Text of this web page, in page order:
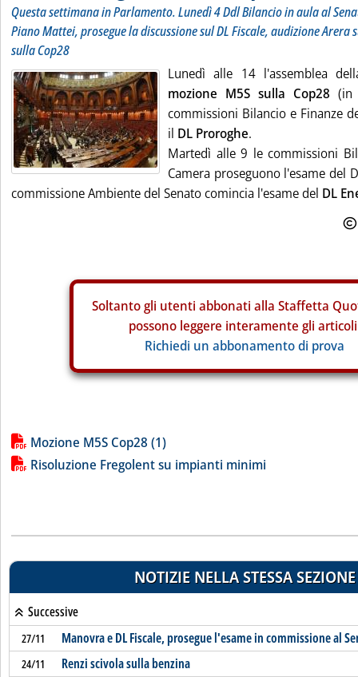
Questa settimana in Parlamento. Lunedì 4 Ddl Bilancio in aula al
Piano Mattei, prosegue la discussione sul DL Fiscale, audizione
sulla Cop28
Lunedì alle 14 l'assemblea
mozione M5S sulla Cop28 (in
commissioni Bilancio e Finanze
il DL Proroghe.
Martedì alle 9 le commissioni
Camera proseguono l'esame del
commissione Ambiente del Senato comincia l'esame del DL
Soltanto gli utenti abbonati alla Staffetta
possono leggere interamente gli
Richiedi un abbonamento di prova
Lista allegati PDF alla notizia
Mozione M5S Cop28 (1)
Risoluzione Fregolent su impianti minimi
NOTIZIE NELLA STESSA SEZIONE
Successive
27/11 Manovra e DL Fiscale, prosegue l'esame in commissione al
24/11 Renzi scivola sulla benzina